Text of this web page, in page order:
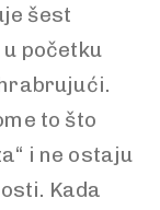
šest
početku
to što
i ne ostaju
Kada